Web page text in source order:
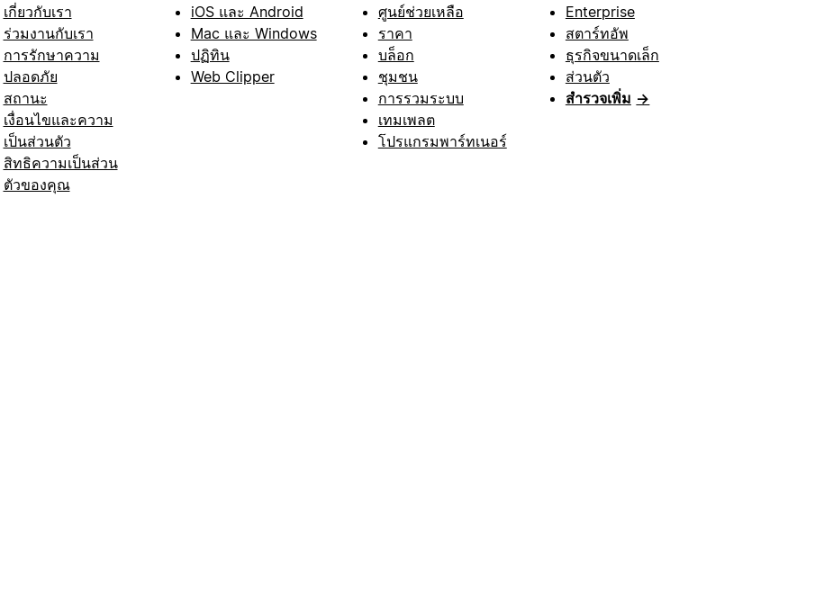
เกี่ยวกับเรา
ร่วมงานกับเรา
การรักษาความ
ปลอดภัย
สถานะ
เงื่อนไขและความ
เป็นส่วนตัว
สิทธิความเป็นส่วน
ตัวของคุณ
iOS และ Android
Mac และ Windows
ปฏิทิน
Web Clipper
ศูนย์ช่วยเหลือ
ราคา
บล็อก
ชุมชน
การรวมระบบ
เทมเพลต
โปรแกรมพาร์ทเนอร์
Enterprise
สตาร์ทอัพ
ธุรกิจขนาดเล็ก
ส่วนตัว
สำรวจเพิ่ม →